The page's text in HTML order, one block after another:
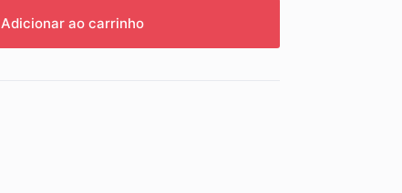
Adicionar ao carrinho